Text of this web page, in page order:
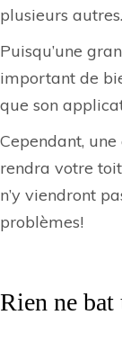
plusieurs autres.
Puisqu’une
important de
que son
Cependant,
rendra votre
n’y viendront
problèmes!
Rien ne bat